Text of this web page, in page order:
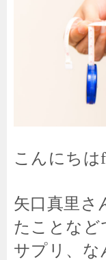
こんにちは
矢口真里さ
たことなど
サプリ、な